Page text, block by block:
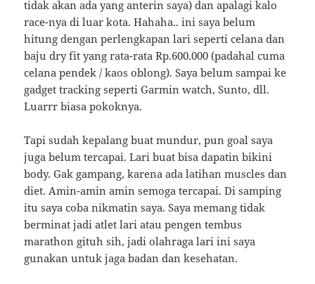
tidak akan ada yang anterin saya) dan apalagi kalo
race-nya di luar kota. Hahaha.. ini saya belum
hitung dengan perlengkapan lari seperti celana dan
baju dry fit yang rata-rata Rp.600.000 (padahal cuma
celana pendek / kaos oblong). Saya belum sampai ke
gadget tracking seperti Garmin watch, Sunto, dll.
Luarrr biasa pokoknya.
Tapi sudah kepalang buat mundur, pun goal saya
juga belum tercapai. Lari buat bisa dapatin bikini
body. Gak gampang, karena ada latihan muscles dan
diet. Amin-amin amin semoga tercapai. Di samping
itu saya coba nikmatin saya. Saya memang tidak
berminat jadi atlet lari atau pengen tembus
marathon gituh sih, jadi olahraga lari ini saya
gunakan untuk jaga badan dan kesehatan.